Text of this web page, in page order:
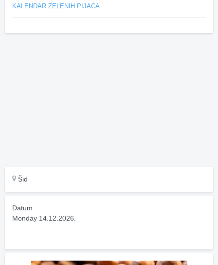
KALENDAR ZELENIH PIJACA
Šid
Datum
Monday 14.12.2026.